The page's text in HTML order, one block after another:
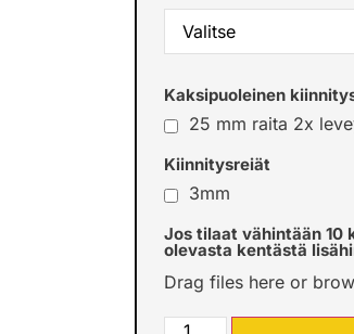
Kaksipuoleinen
25 mm raita 2x
Kiinnitysreiät
3mm
Jos tilaat vähintään 10
olevasta kentästä
Drag files here or